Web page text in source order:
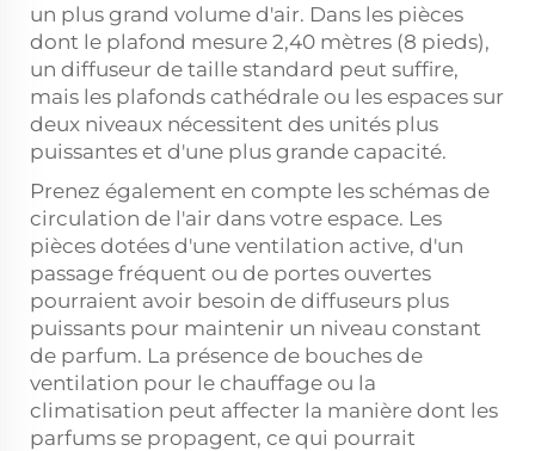
un plus grand volume d'air. Dans les pièces
dont le plafond mesure 2,40 mètres (8 pieds),
un diffuseur de taille standard peut suffire,
mais les plafonds cathédrale ou les espaces sur
deux niveaux nécessitent des unités plus
puissantes et d'une plus grande capacité.
Prenez également en compte les schémas de
circulation de l'air dans votre espace. Les
pièces dotées d'une ventilation active, d'un
passage fréquent ou de portes ouvertes
pourraient avoir besoin de diffuseurs plus
puissants pour maintenir un niveau constant
de parfum. La présence de bouches de
ventilation pour le chauffage ou la
climatisation peut affecter la manière dont les
parfums se propagent, ce qui pourrait